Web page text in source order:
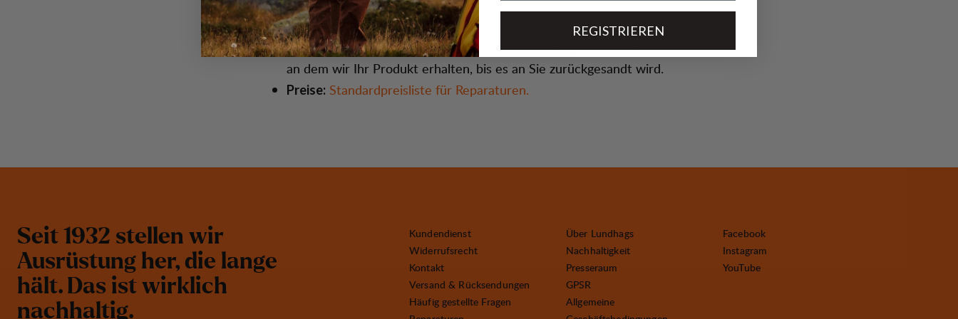
Reparaturzeit und Preise
Reparaturzeit:In der Regel dauert es bis zu 35 Tage ab dem Zeitpunkt,
an dem wir Ihr Produkt erhalten, bis es an Sie zurückgesandt wird.
Preise: Standardpreisliste für Reparaturen.
Seit 1932 stellen wir
Ausrüstung her, die lange
hält. Das ist wirklich
nachhaltig.
Kundendienst
Widerrufsrecht
Kontakt
Versand & Rücksendungen
Häufig gestellte Fragen
Über Lundhags
Nachhaltigkeit
Presseraum
GPSR
Allgemeine
Facebook
Instagram
YouTube
REGISTRIEREN